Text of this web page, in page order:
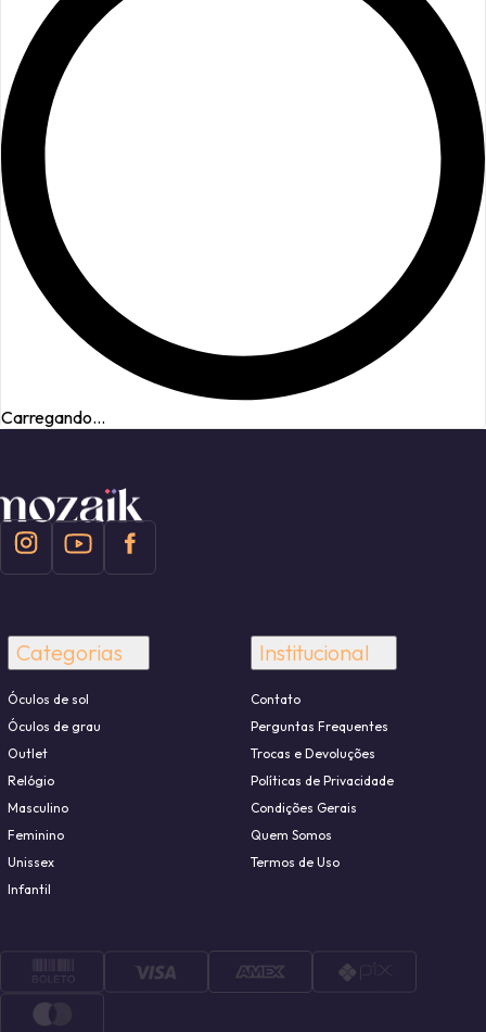
Carregando...
Categorias
Óculos de sol
Óculos de grau
Outlet
Relógio
Masculino
Feminino
Unissex
Infantil
Institucional
Contato
Perguntas Frequentes
Trocas e Devoluções
Políticas de Privacidade
Condições Gerais
Quem Somos
Termos de Uso